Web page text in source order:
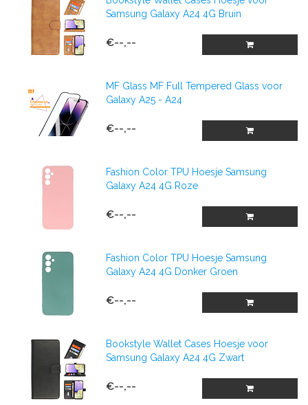
Samsung Galaxy A24 4G Bruin
€--,--
MF Glass MF Full Tempered Glass voor
Galaxy A25 - A24
€--,--
Fashion Color TPU Hoesje Samsung
Galaxy A24 4G Roze
€--,--
Fashion Color TPU Hoesje Samsung
Galaxy A24 4G Donker Groen
€--,--
Bookstyle Wallet Cases Hoesje voor
Samsung Galaxy A24 4G Zwart
€--,--